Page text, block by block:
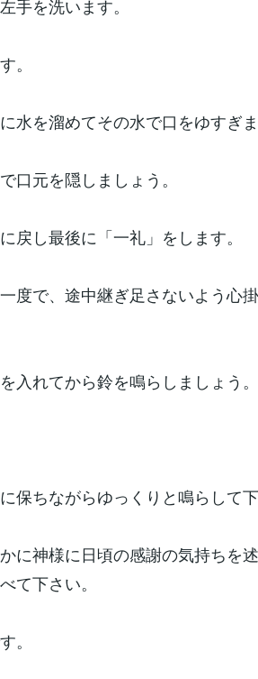
手を洗います。
。
水を溜めてその水で口をゆすぎま
口元を隠しましょう。
戻し最後に「一礼」をします。
度で、途中継ぎ足さないよう心
入れてから鈴を鳴らしましょう。
保ちながらゆっくりと鳴らして下
に神様に日頃の感謝の気持ちを
て下さい。
。